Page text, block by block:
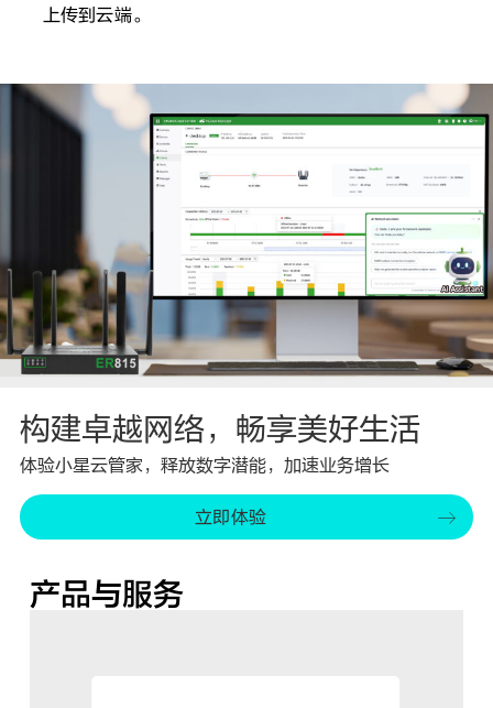
上传到云端。
构建卓越网络，畅享美好生活
体验小星云管家，释放数字潜能，加速业务增长
立即体验
产品与服务